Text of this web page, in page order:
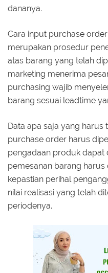
dananya.
Cara input purchase
merupakan prosedur
atas barang yang telah
marketing menerima
purchasing wajib
barang sesuai leadtime
Data apa saja yang
purchase order harus
pengadaan produk dapat
pemesanan barang
kepastian perihal
nilai realisasi yang telah
periodenya.